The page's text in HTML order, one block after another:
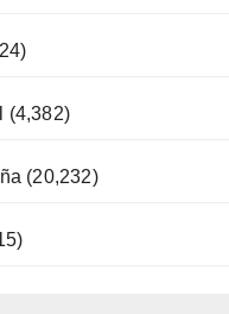
(4,382)
(20,232)